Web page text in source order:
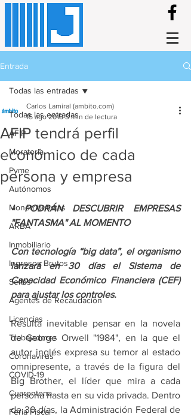
Entrada
Todas las entradas
AFIP
Moratoria
Pyme
Autónomos
Monotributistas
ARBA
Inmobiliario
Ingresos Brutos
Sellos
Agentes de Recaudación
Licencias
Trabajadores
Coronavirus
COVID-19
Cuarentena
Feria Fiscal
Todas las entradas
AFIP tendrá perfil
económico de cada
persona y empresa
Carlos Lamiral (ambito.com)
15 ago 2018 3 min de lectura
• PODRÁN DESCUBRIR EMPRESAS
"FANTASMA" AL MOMENTO
Con tecnología “big data”, el organismo
lanzará en 30 días el Sistema de
Capacidad Económico Financiera (CEF)
para ajustar los controles.
Resulta inevitable pensar en la novela
de George Orwell "1984", en la que el
autor inglés expresa su temor al estado
omnipresente, a través de la figura del
Big Brother, el líder que mira a cada
persona hasta en su vida privada. Dentro
de 30 días, la Administración Federal de